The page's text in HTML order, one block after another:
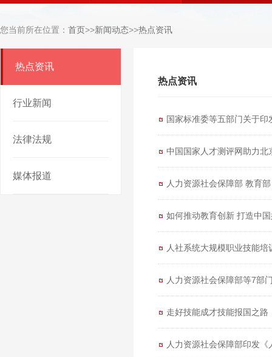
您当前所在位置： 首页>>新闻动态>>热点资讯
热点资讯
行业新闻
法律法规
媒体报道
热点资讯
国家标准委等五部门关于
中国国家人才测评网助力
人力资源社会保障部 教育
如何推动教育创新 打造中
人社系统大规模职业技能
人力资源社会保障部等7部
走好技能成才技能报国之路
人力资源社会保障部印发